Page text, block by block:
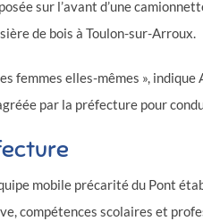
sur l’avant d’une
de bois à Toulon-sur-Arroux.
femmes elles-mêmes »,
par la préfecture pour
mobile précarité du Pont
compétences scolaires et